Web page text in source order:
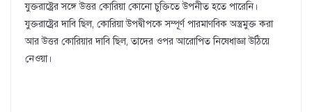
যুক্তরাষ্ট্রের সঙ্গে উত্তর কোরিয়া কোনো চুক্তিতে উপনীত হতে পারেনি।
যুক্তরাষ্ট্রের দাবি ছিল, কোরিয়া উপদ্বীপকে সম্পূর্ণ পারমাণবিক অস্ত্রমুক্ত করা
আর উত্তর কোরিয়ার দাবি ছিল, তাদের ওপর আরোপিত নিষেধাজ্ঞা উঠিয়ে
নেওয়া।